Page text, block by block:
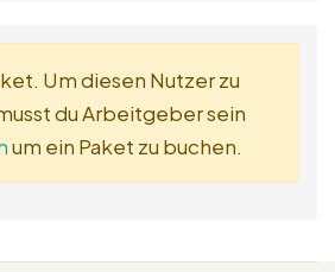
Um diesen Nutzer zu
du Arbeitgeber sein
um ein Paket zu buchen.